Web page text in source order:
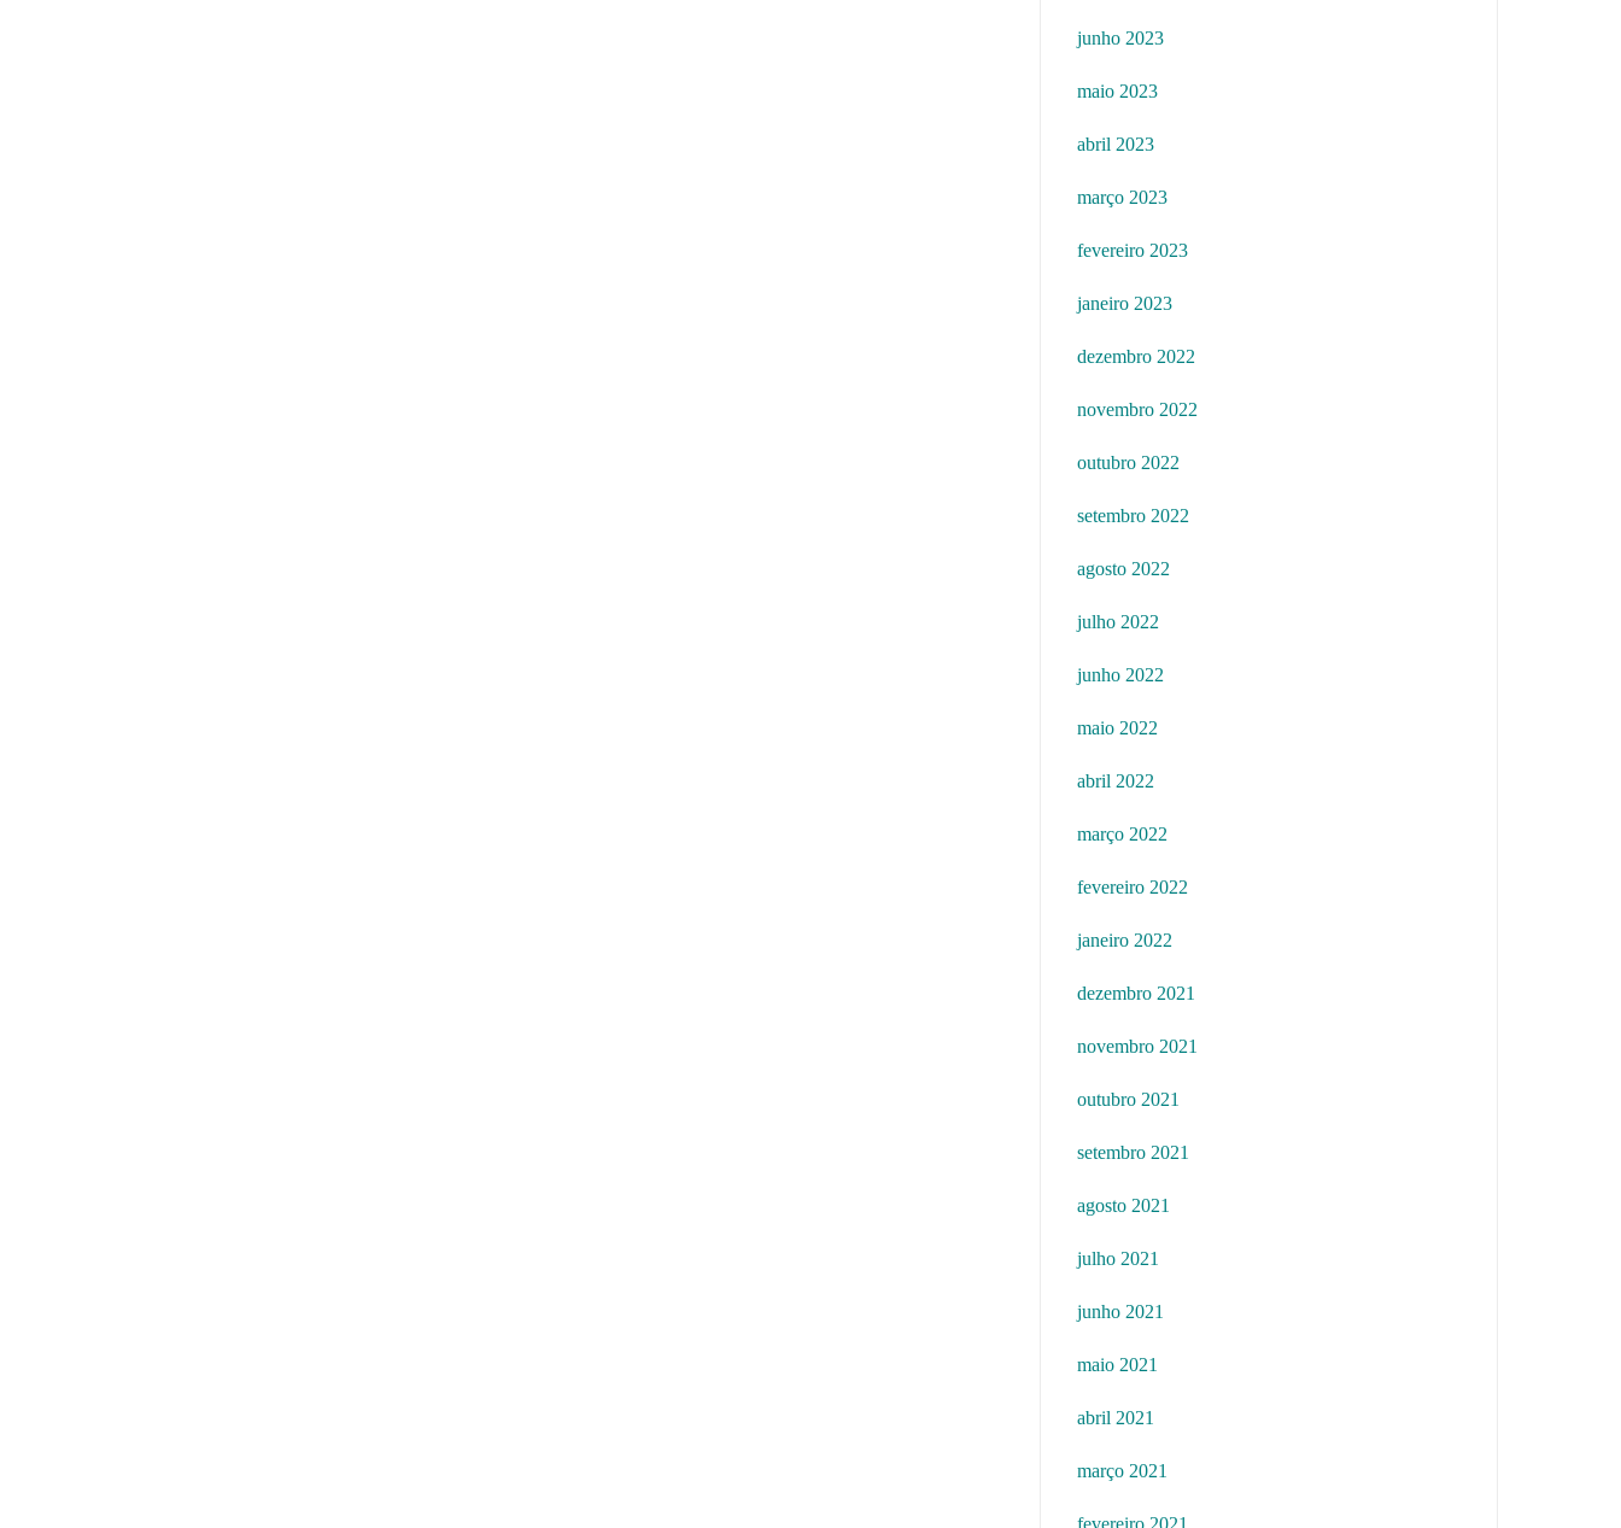
junho 2023
maio 2023
abril 2023
março 2023
fevereiro 2023
janeiro 2023
dezembro 2022
novembro 2022
outubro 2022
setembro 2022
agosto 2022
julho 2022
junho 2022
maio 2022
abril 2022
março 2022
fevereiro 2022
janeiro 2022
dezembro 2021
novembro 2021
outubro 2021
setembro 2021
agosto 2021
julho 2021
junho 2021
maio 2021
abril 2021
março 2021